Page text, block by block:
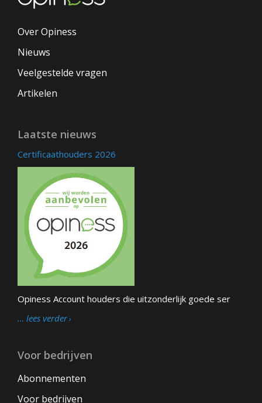
Over Opiness
Nieuws
Veelgestelde vragen
Artikelen
Laatste nieuws
Certificaathouders 2026
Opiness Account houders die uitzonderlijk goede ser
… lees verder
Voor bedrijven
Abonnementen
Voor bedrijven